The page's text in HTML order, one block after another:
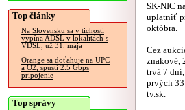
Top články
Na Slovensku sa v tichosti
vypína ADSL v lokalitách s
VDSL, už 31. mája
Orange sa doťahuje na UPC
a O2, spustí 2.5 Gbps
pripojenie
Top správy
SK-NIC
uplatniť
októbra.
Cez
znakové,
trvá 7
prvých 33
tv.sk.